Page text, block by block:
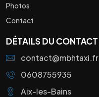
Photos
Contact
DÉTAILS DU CONTACT
contact@mbhtaxi.fr
0608755935
Aix-les-Bains